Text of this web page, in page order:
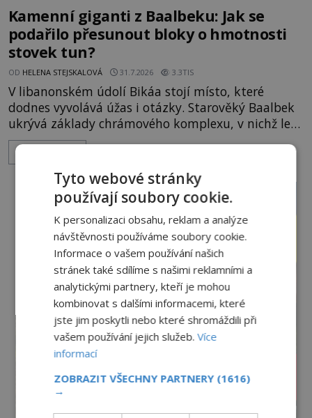
Kamenní giganti z Baalbeku: Jak se
podařilo přesunout bloky o hmotnosti
stovek tun?
OD HELENA STEJSKALOVÁ 31.7.2026 3.3TIS
V libanonském údolí Bikáa stojí místo, které
dodnes vyvolává úžas i otázky. Starověký Baalbek
ukrývá základy chrámového komplexu, v nichž leží
kameny tak obrovské, že se zdá téměř nemožné je
přesunout. Některé bloky váží kolem tisíce tun,
jeden z nedávno prozkoumaných kamenných
kolosů dokonce odhadem až 1650 tun. Jak lidé bez
moderních strojů dokázali takové giganty vytesat,
dopravit a přesně u
Tyto webové stránky
používají soubory cookie.
K personalizaci obsahu, reklam a analýze
návštěvnosti používáme soubory cookie.
Informace o vašem používání našich
stránek také sdílíme s našimi reklamními a
analytickými partnery, kteří je mohou
kombinovat s dalšími informacemi, které
jste jim poskytli nebo které shromáždili při
vašem používání jejich služeb.Více
informací
ZOBRAZIT VŠECHNY PARTNERY (1616)
→